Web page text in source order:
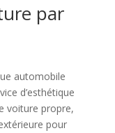
par
automobile
d’esthétique
voiture propre,
pour